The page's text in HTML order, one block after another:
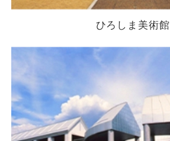
ひろしま美術館